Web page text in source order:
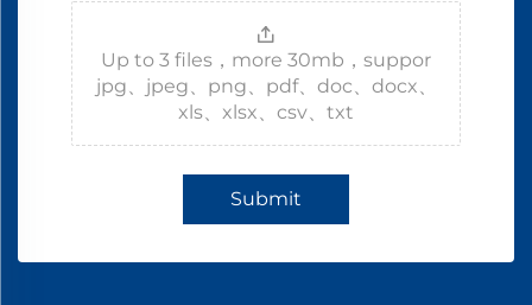
Up to 3 files，more 30mb，suppor
jpg、jpeg、png、pdf、doc、docx、
xls、xlsx、csv、txt
Submit